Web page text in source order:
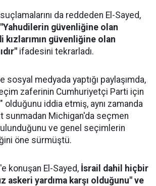
suçlamalarını da reddeden El-Sayed,
"Yahudilerin güvenliğine olan
kızlarımın güvenliğine olan
ifadesini tekrarladı.
sosyal medyada yaptığı paylaşımda,
zaferinin Cumhuriyetçi Parti için
olduğunu iddia etmiş, aynı zamanda
sunmadan Michigan'da seçmen
ve genel seçimlerin
öne sürmüştü.
konuşan El-Sayed, İsrail dahil hiçbir
askeri yardıma karşı olduğunu" ve